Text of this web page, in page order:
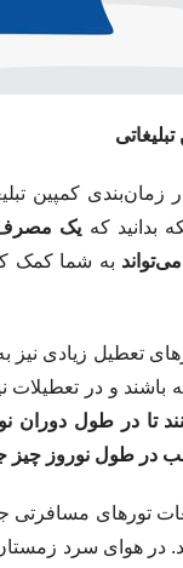
زمان‌بندی کمپین
بدانید که یک
به شما کمک
تعطیل زیادی نیز
باشند و در
تا در طول دوران
در طول نوروز چیز
تورهای
در هوای سرد